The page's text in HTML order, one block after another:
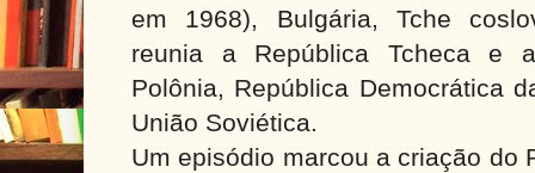
em 1968), Bulgária, Tche
reunia a República Tcheca e
Polônia, República Democrática
União Soviética.
Um episódio marcou a criação do